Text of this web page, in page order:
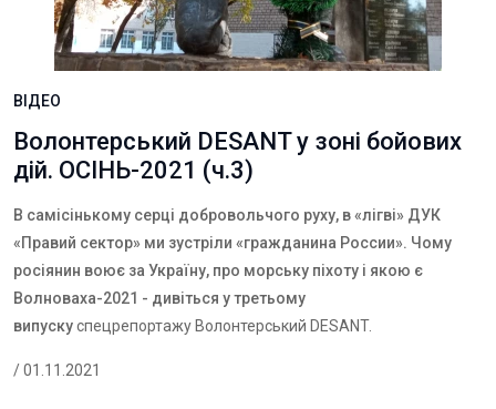
ВІДЕО
Волонтерський DESANT у зоні бойових
дій. ОСІНЬ-2021 (ч.3)
В самісінькому серці добровольчого руху, в «лігві» ДУК
«Правий сектор» ми зустріли «гражданина России». Чому
росіянин воює за Україну, про морську піхоту і якою є
Волноваха-2021 - дивіться у третьому
випускуспецрепортажу Волонтерський DESANT.
/ 01.11.2021